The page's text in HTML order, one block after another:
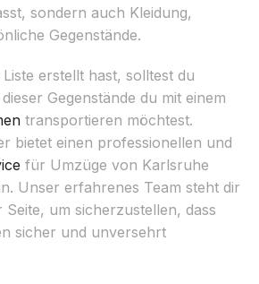
sondern auch Kleidung,
Gegenstände.
erstellt hast, solltest du
Gegenstände du mit einem
transportieren möchtest.
bietet einen professionellen und
für Umzüge von Karlsruhe
Unser erfahrenes Team steht dir
Seite, um sicherzustellen, dass
sicher und unversehrt